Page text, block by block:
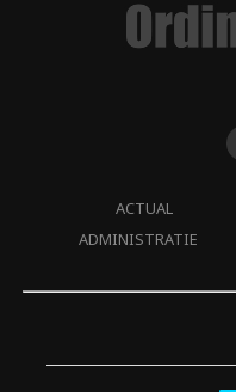
ACTUAL
ADMINISTRATIE